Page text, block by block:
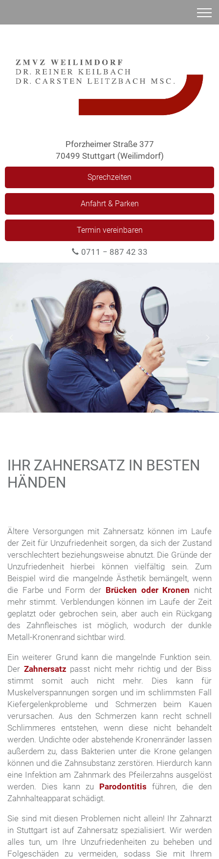
Pforzheimer Straße 377
70499 Stuttgart (Weilimdorf)
Sprechzeiten
Anfahrt & Parken
Termin vereinbaren
0711 − 887 42 33
IHR ZAHNERSATZ IN BESTEN
HÄNDEN
Ältere Versorgungen mit Zahnersatz können im Laufe
der Zeit für Unzufriedenheit sorgen, da sich der Zustand
verschlechtert beziehungsweise abnutzt. Die Gründe der
Unzufriedenheit hierbei können vielfältig sein. Zum
Beispiel wird die mangelnde Ästhetik bemängelt, wenn
die Farbe und Form der Brücken oder Kronen nicht
mehr stimmt. Verblendungen können im Laufe der Zeit
geplatzt oder gebrochen sein, aber auch ein Rückgang
des Zahnfleisches ist möglich, wodurch der dunkle
Metall-Kronenrand sichtbar wird.
Ein weiterer Grund kann die mangelnde Funktion sein.
Der Zahnersatz passt nicht mehr richtig und der Biss
stimmt somit auch nicht mehr. Dies kann für
Muskelverspannungen sorgen und im schlimmsten Fall
Kiefergelenkprobleme und Schmerzen beim Kauen
verursachen. Aus den Schmerzen kann recht schnell
Schlimmeres entstehen, wenn diese nicht behandelt
werden. Undichte oder abstehende Kronenränder lassen
außerdem zu, dass Bakterien unter die Krone gelangen
können und die Zahnsubstanz zerstören. Hierdurch kann
eine Infektion am Zahnmark des Pfeilerzahns ausgelöst
werden. Dies kann zu Parodontitis führen, die den
Zahnhalteapparat schädigt.
Sie sind mit diesen Problemen nicht allein! Ihr Zahnarzt
in Stuttgart ist auf Zahnersatz spezialisiert. Wir werden
alles tun, um Ihre Unzufriedenheiten zu beheben und
Folgeschäden zu vermeiden, sodass Sie mit Ihrem